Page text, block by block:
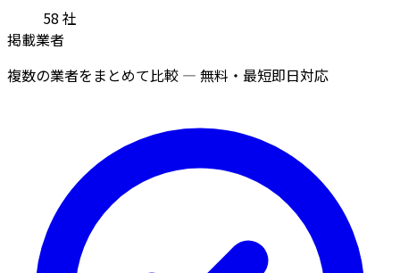
58 社
掲載業者
複数の業者をまとめて比較 — 無料・最短即日対応